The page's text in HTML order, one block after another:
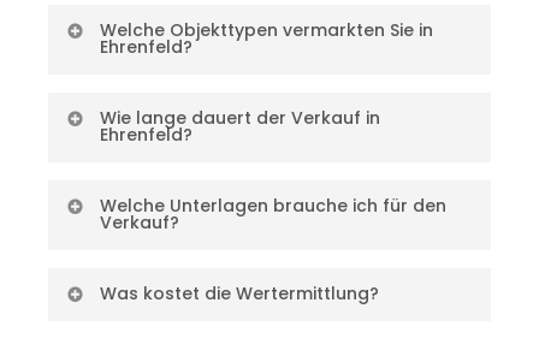
Der Wert hängt von Mikrolage,
Baujahr, Größe, Ausstattung und
liegen ETW zwischen 1.900-3.500
Ihrer Ehrenfeld-Immobilie: kostenlose
Welche Objekttypen vermarkten Sie in
Ehrenfeld?
Eigentumswohnungen (Altbau,
Neubau, sanierte Bestände),
Einfamilienhäuser,
und Grundstücke.
Wie lange dauert der Verkauf in
Ehrenfeld?
6 bis 12 Wochen typisch bei
marktgerechter Preisstellung. Bei
Käufer-Pool oft kürzer.
Welche Unterlagen brauche ich für den
Verkauf?
Energieausweis (verpflichtend!),
Was kostet die Wertermittlung?